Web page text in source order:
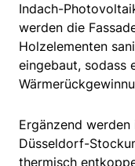
Indach-
werden die
Holzelementen
eingebaut, sodass
Ergänzend
Düsseldorf-
thermisch